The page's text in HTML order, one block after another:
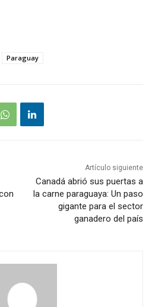
Paraguay
Artículo siguiente
Canadá abrió sus puertas a
la carne paraguaya: Un paso
gigante para el sector
ganadero del país